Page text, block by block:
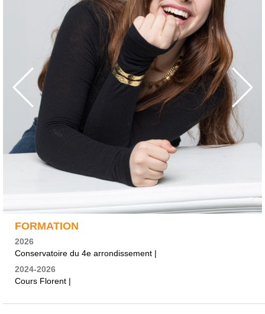
FORMATION
2026
Conservatoire du 4e arrondissement |
2024-2026
Cours Florent |